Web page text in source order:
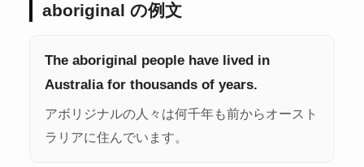
aboriginal の例文
The aboriginal people have lived in
Australia for thousands of years.
アボリジナルの人々は何千年も前からオースト
ラリアに住んでいます。